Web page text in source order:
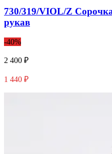
730/319/VIOL/Z
рукав
-40%
2 400 ₽
1 440 ₽